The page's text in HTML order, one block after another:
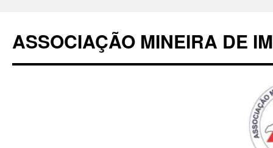
conteúdo
ASSOCIAÇÃO MINEIRA DE